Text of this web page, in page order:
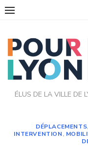
Skip
ÉLUS DE LA VILLE DE
DÉPLACEMENTS,
INTERVENTION,